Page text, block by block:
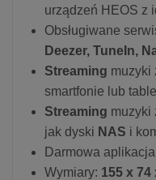
urządzeń HEOS z
Obsługiwane
Deezer, TuneIn,
Streaming muzyki
smartfonie lub
Streaming muzyki
jak dyski NAS i
Darmowa
Wymiary: 155 x 74